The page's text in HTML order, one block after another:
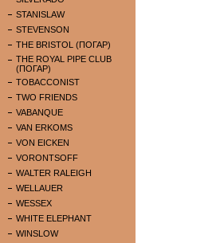
STANISLAW
STEVENSON
THE BRISTOL (ПОГАР)
THE ROYAL PIPE CLUB
(ПОГАР)
TOBACCONIST
TWO FRIENDS
VABANQUE
VAN ERKOMS
VON EICKEN
VORONTSOFF
WALTER RALEIGH
WELLAUER
WESSEX
WHITE ELEPHANT
WINSLOW